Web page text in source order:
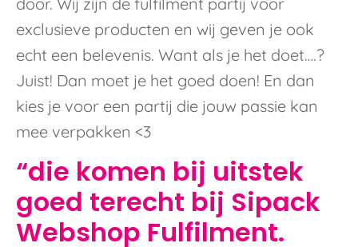
exclusieve producten en wij geven je ook
echt een belevenis. Want als je het doet….?
Juist! Dan moet je het goed doen! En dan
kies je voor een partij die jouw passie kan
mee verpakken <3
“die komen bij uitstek
goed terecht bij Sipack
Webshop Fulfilment.